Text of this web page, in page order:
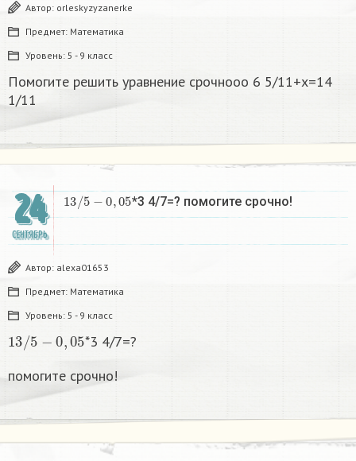
Автор: orleskyzyzanerke
Предмет: Математика
Уровень: 5 - 9 класс
Помогите решить уравнение срочнооо 6 5/11+x=14
1/11
24
СЕНТЯБРЬ
13/5−0,05 *3 4/7=? помогите срочно!
Автор: alexa01653
Предмет: Математика
Уровень: 5 - 9 класс
13 /5 05
*3 4/7=?
помогите срочно!